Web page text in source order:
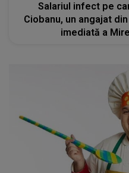
Salariul infect pe
Ciobanu, un angajat
imediată a